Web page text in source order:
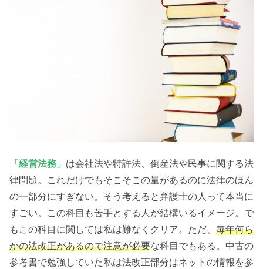
「経営法務」 は会社法や特許法、倒産法や民事に関する法
律問題。これだけでもそこそこの量があるのに法律のほん
の一部分にすぎない。そう考えると弁護士の人って本当に
すごい。この科目も苦手とする人が結構いるイメージ。で
もこの科目に関しては私は難なくクリア。ただ、 毎年何ら
かの法改正があるので注意が必要な科目でもある。中古の
参考書で勉強していた私は法改正部分はネットの情報を参